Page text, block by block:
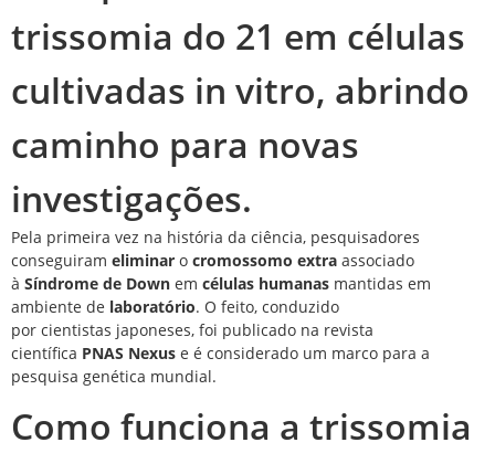
trissomia do 21 em células
cultivadas in vitro, abrindo
caminho para novas
investigações.
Pela primeira vez na história da ciência, pesquisadores
conseguiram eliminar o cromossomo extra associado
à Síndrome de Down em células humanas mantidas em
ambiente de laboratório. O feito, conduzido
por cientistas japoneses, foi publicado na revista
científica PNAS Nexus e é considerado um marco para a
pesquisa genética mundial.
Como funciona a trissomia